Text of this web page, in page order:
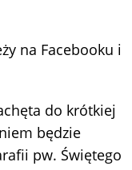
na Facebooku i
do krótkiej
będzie
pw. Świętego